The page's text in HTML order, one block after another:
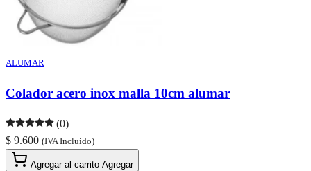
ALUMAR
Colador acero inox malla 10cm alumar
(0)
$ 9.600 (IVA Incluido)
Agregar al carrito Agregar